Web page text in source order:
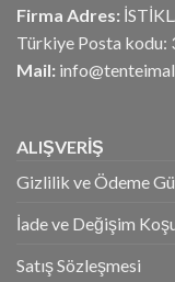
Firma Adres:
Türkiye Posta kodu:
Mail:
ALIŞVERİŞ
Gizlilik ve Ödeme
İade ve Değişim
Satış Sözleşmesi